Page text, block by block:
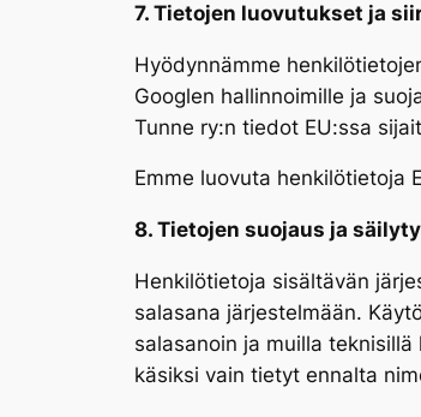
7. Tietojen luovutukset ja
Hyödynnämme
Googlen hallinnoimille ja
Tunne ry:n tiedot EU:ssa
Emme luovuta henkilötietoja
8. Tietojen suojaus ja
Henkilötietoja sisältävän
salasana järjestelmään.
salasanoin ja muilla
käsiksi vain tietyt ennalta